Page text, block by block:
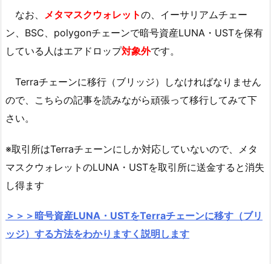
なお、 メタマスクウォレットの、イーサリアムチェー
ン、BSC、polygonチェーンで暗号資産LUNA・USTを保有
している人はエアドロップ対象外です。
Terraチェーンに移行（ブリッジ）しなければなりません
ので、こちらの記事を読みながら頑張って移行してみて下
さい。
※取引所はTerraチェーンにしか対応していないので、メタ
マスクウォレットのLUNA・USTを取引所に送金すると消失
し得ます
＞＞＞暗号資産LUNA・USTをTerraチェーンに移す（ブリ
ッジ）する方法をわかりますく説明します